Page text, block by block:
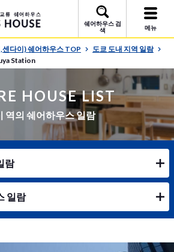
쉐어하우스 검
색
메뉴
센다이) 쉐어하우스 TOP
도쿄 도내 지역 일람
Station
HOUSE LIST
역의 쉐어하우스 일람
람
일람